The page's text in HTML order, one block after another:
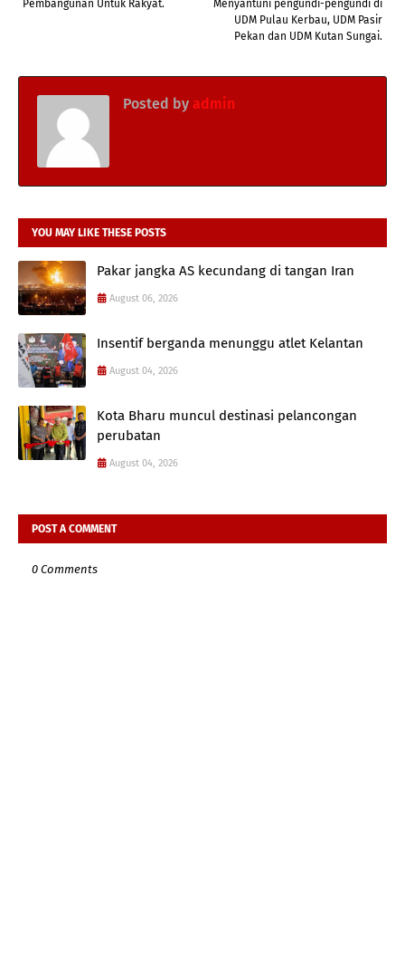
Menyantuni pengundi-pengundi di
UDM Pulau Kerbau, UDM Pasir
Pekan dan UDM Kutan Sungai.
Pembangunan Untuk Rakyat.
Posted by admin
YOU MAY LIKE THESE POSTS
Pakar jangka AS kecundang di tangan Iran
August 06, 2026
Insentif berganda menunggu atlet Kelantan
August 04, 2026
Kota Bharu muncul destinasi pelancongan
perubatan
August 04, 2026
POST A COMMENT
0 Comments